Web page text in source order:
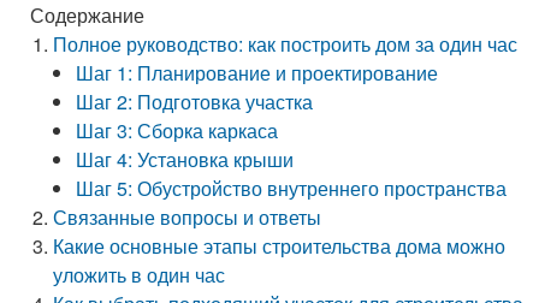
Содержание
Полное руководство: как построить дом за один час
Шаг 1: Планирование и проектирование
Шаг 2: Подготовка участка
Шаг 3: Сборка каркаса
Шаг 4: Установка крыши
Шаг 5: Обустройство внутреннего пространства
Связанные вопросы и ответы
Какие основные этапы строительства дома можно
уложить в один час